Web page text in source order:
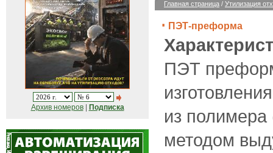
Архив номеров| Подписка
Главная страница / Утилизация
ПЭТ-преформа
ПЭТ
из полимера
методом